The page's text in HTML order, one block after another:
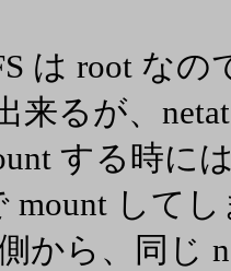
は root なの
来るが、
する時に
mount して
から、同じ